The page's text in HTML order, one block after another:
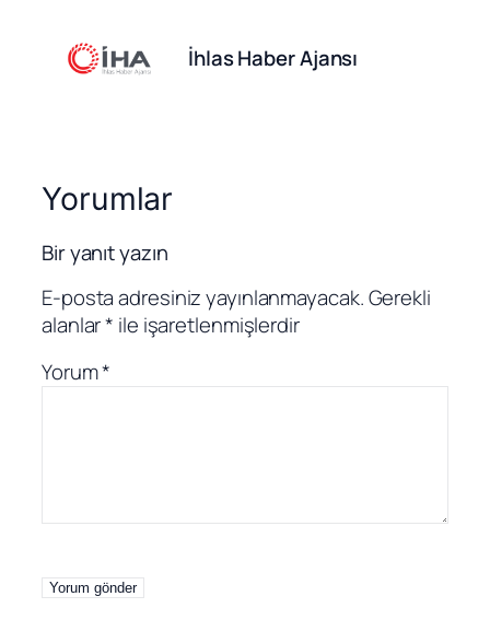
İhlas Haber Ajansı
Yorumlar
Bir yanıt yazın
E-posta adresiniz yayınlanmayacak.Gerekli
alanlar* ile işaretlenmişlerdir
Yorum*